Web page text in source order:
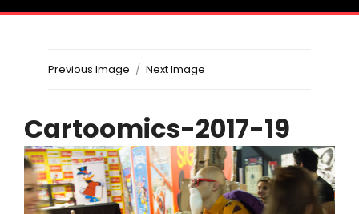
Previous Image Next Image
Cartoomics-2017-19